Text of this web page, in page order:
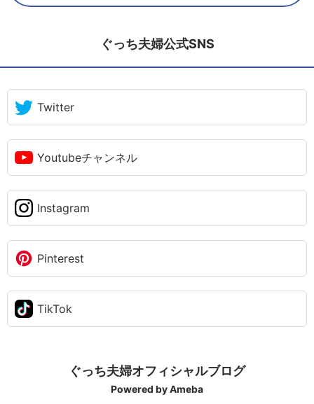
ぐっち夫婦公式SNS
Twitter
Youtubeチャンネル
Instagram
Pinterest
TikTok
ぐっち夫婦オフィシャルブログ
Powered by Ameba